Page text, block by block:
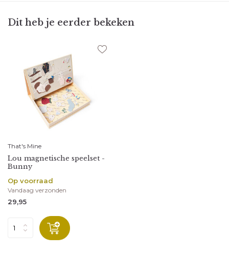
Dit heb je eerder bekeken
That's Mine
Lou magnetische speelset -
Bunny
Op voorraad
Vandaag verzonden
29,95